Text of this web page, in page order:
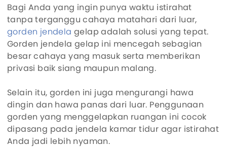
Bagi Anda yang ingin punya waktu istirahat
tanpa terganggu cahaya matahari dari luar,
gorden jendela gelap adalah solusi yang tepat.
Gorden jendela gelap ini mencegah sebagian
besar cahaya yang masuk serta memberikan
privasi baik siang maupun malang.
Selain itu, gorden ini juga mengurangi hawa
dingin dan hawa panas dari luar. Penggunaan
gorden yang menggelapkan ruangan ini cocok
dipasang pada jendela kamar tidur agar istirahat
Anda jadi lebih nyaman.